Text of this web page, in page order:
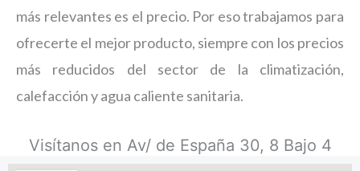
más relevantes es el precio. Por eso trabajamos para
ofrecerte el mejor producto, siempre con los precios
más reducidos del sector de la climatización,
calefacción y agua caliente sanitaria.
Visítanos en Av/ de España 30, 8 Bajo 4